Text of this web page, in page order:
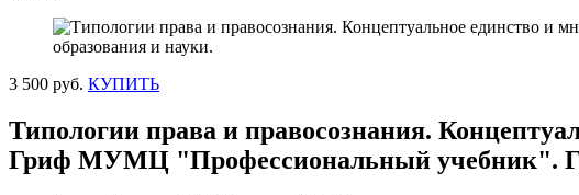
3 500 руб. КУПИТЬ
Типологии права и правосознания.
Гриф МУМЦ "Профессиональный учебник".